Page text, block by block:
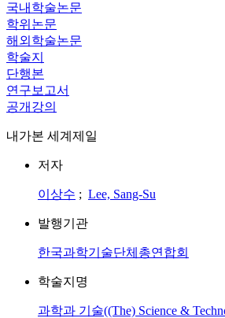
국내학술논문
학위논문
해외학술논문
학술지
단행본
연구보고서
공개강의
내가본 세계제일
저자
이상수 ; Lee, Sang-Su
발행기관
한국과학기술단체총연합회
학술지명
과학과 기술((The) Science &